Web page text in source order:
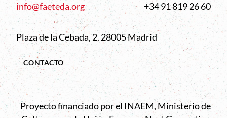
info@faeteda.org +34 91 819 26 60
Plaza de la Cebada, 2. 28005 Madrid
CONTACTO
Proyecto financiado por el INAEM, Ministerio de